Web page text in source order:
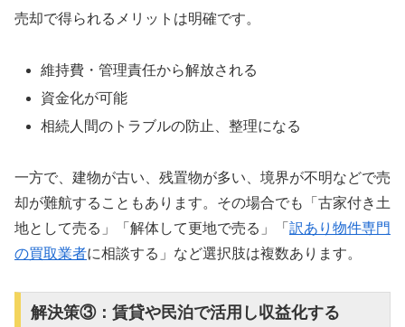
売却で得られるメリットは明確です。
維持費・管理責任から解放される
資金化が可能
相続人間のトラブルの防止、整理になる
一方で、建物が古い、残置物が多い、境界が不明などで売
却が難航することもあります。その場合でも「古家付き土
地として売る」「解体して更地で売る」「 訳あり物件専門
の買取業者に相談する」など選択肢は複数あります。
解決策③：賃貸や民泊で活用し収益化する